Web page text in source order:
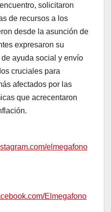
solicitaron
de recursos a los
desde la asunción de
expresaron su
ayuda social y envío
cruciales para
afectados por las
que acrecentaron
elmegafono
Elmegafono